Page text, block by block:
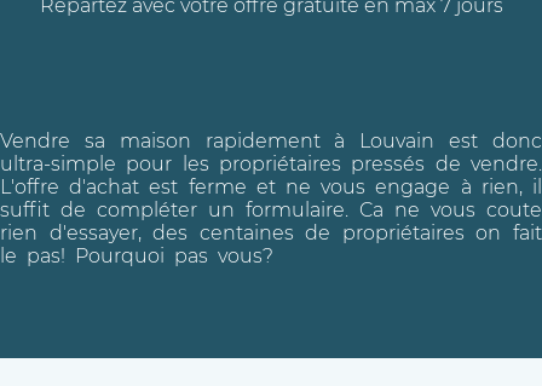
Repartez avec votre offre gratuite en max 7 jours
Vendre sa maison rapidement à Louvain est donc
ultra-simple pour les propriétaires pressés de vendre.
L'offre d'achat est ferme et ne vous engage à rien, il
suffit de compléter un formulaire. Ca ne vous coute
rien d'essayer, des centaines de propriétaires on fait
le pas! Pourquoi pas vous?